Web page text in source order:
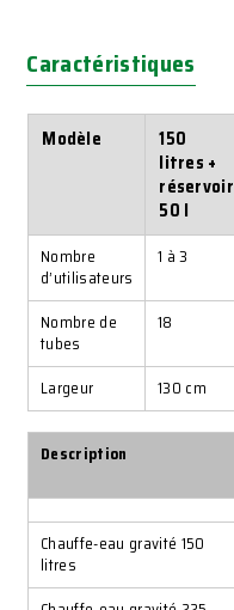
Caractéristiques
Modèle
150
litres +
réservoir
50 l
Nombre
d’utilisateurs
1 à 3
Nombre de
tubes
18
Largeur 130 cm
Description
Chauffe-eau gravité 150
litres